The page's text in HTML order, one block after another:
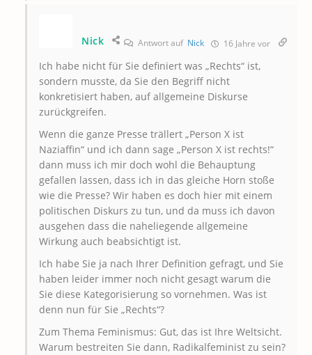
Nick Antwort auf Nick 16 Jahre vor
Ich habe nicht für Sie definiert was „Rechts“ ist,
sondern musste, da Sie den Begriff nicht
konkretisiert haben, auf allgemeine Diskurse
zurückgreifen.
Wenn die ganze Presse trällert „Person X ist
Naziaffin“ und ich dann sage „Person X ist rechts!“
dann muss ich mir doch wohl die Behauptung
gefallen lassen, dass ich in das gleiche Horn stoße
wie die Presse? Wir haben es doch hier mit einem
politischen Diskurs zu tun, und da muss ich davon
ausgehen dass die naheliegende allgemeine
Wirkung auch beabsichtigt ist.
Ich habe Sie ja nach Ihrer Definition gefragt, und Sie
haben leider immer noch nicht gesagt warum die
Sie diese Kategorisierung so vornehmen. Was ist
denn nun für Sie „Rechts“?
Zum Thema Feminismus: Gut, das ist Ihre Weltsicht.
Warum bestreiten Sie dann, Radikalfeminist zu sein?